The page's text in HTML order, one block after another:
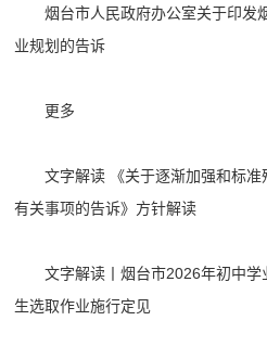
烟台市人民政府办公室关于印发
业规划的告诉
更多
文字解读 《关于逐渐加强和标准
有关事项的告诉》方针解读
文字解读丨烟台市2026年初中学
生选取作业施行定见